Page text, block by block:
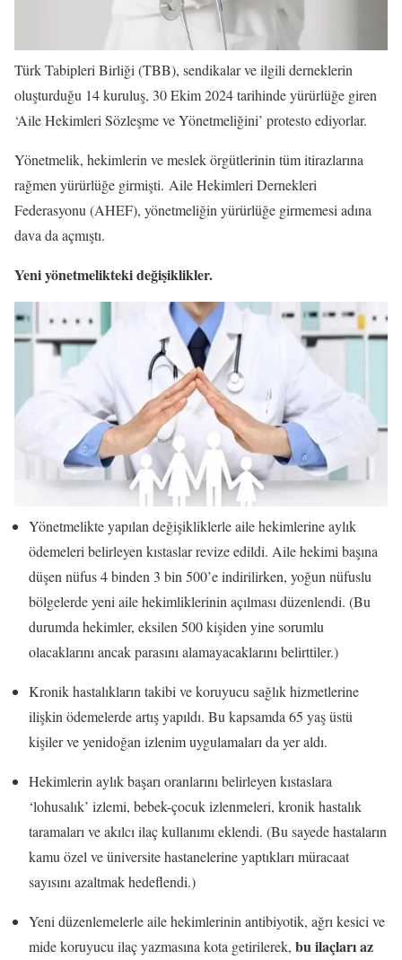
Türk Tabipleri Birliği (TBB), sendikalar ve ilgili derneklerin
oluşturduğu 14 kuruluş, 30 Ekim 2024 tarihinde yürürlüğe giren
‘Aile Hekimleri Sözleşme ve Yönetmeliğini’ protesto ediyorlar.
Yönetmelik, hekimlerin ve meslek örgütlerinin tüm itirazlarına
rağmen yürürlüğe girmişti. Aile Hekimleri Dernekleri
Federasyonu (AHEF), yönetmeliğin yürürlüğe girmemesi adına
dava da açmıştı.
Yeni yönetmelikteki değişiklikler.
Yönetmelikte yapılan değişikliklerle aile hekimlerine aylık
ödemeleri belirleyen kıstaslar revize edildi. Aile hekimi başına
düşen nüfus 4 binden 3 bin 500’e indirilirken, yoğun nüfuslu
bölgelerde yeni aile hekimliklerinin açılması düzenlendi. (Bu
durumda hekimler, eksilen 500 kişiden yine sorumlu
olacaklarını ancak parasını alamayacaklarını belirttiler.)
Kronik hastalıkların takibi ve koruyucu sağlık hizmetlerine
ilişkin ödemelerde artış yapıldı. Bu kapsamda 65 yaş üstü
kişiler ve yenidoğan izlenim uygulamaları da yer aldı.
Hekimlerin aylık başarı oranlarını belirleyen kıstaslara
‘lohusalık’ izlemi, bebek-çocuk izlenmeleri, kronik hastalık
taramaları ve akılcı ilaç kullanımı eklendi. (Bu sayede hastaların
kamu özel ve üniversite hastanelerine yaptıkları müracaat
sayısını azaltmak hedeflendi.)
Yeni düzenlemelerle aile hekimlerinin antibiyotik, ağrı kesici ve
mide koruyucu ilaç yazmasına kota getirilerek, bu ilaçları az